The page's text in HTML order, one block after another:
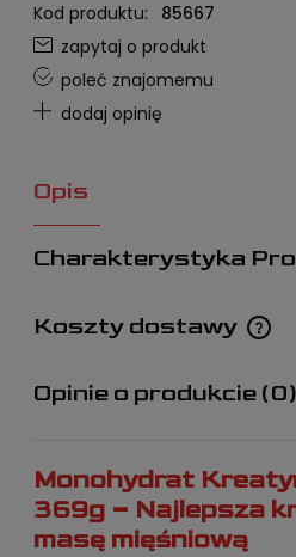
Kod produktu:
85667
zapytaj o produkt
poleć znajomemu
dodaj opinię
Opis
Charakterystyka
Koszty dostawy
Cena nie zawiera
Opinie o produkcie (0)
Monohydrat
369g – Najlepsza
masę mięśniową